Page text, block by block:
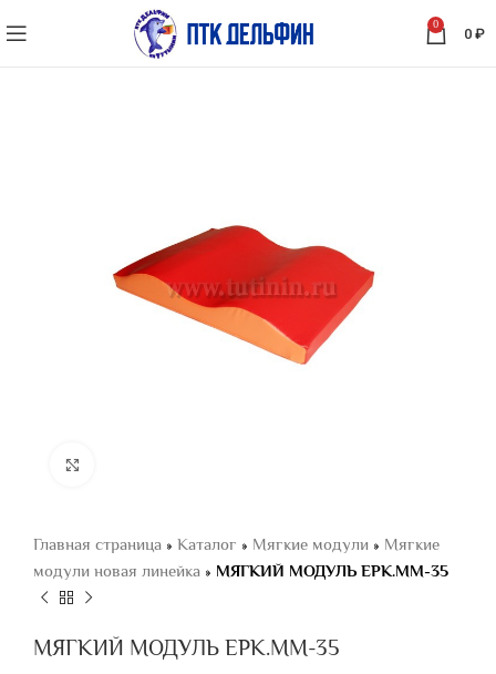
0
0 ₽
Главная страница » Каталог » Мягкие модули » Мягкие
модули новая линейка » МЯГКИЙ МОДУЛЬ ЕРК.ММ-35
МЯГКИЙ МОДУЛЬ ЕРК.ММ-35